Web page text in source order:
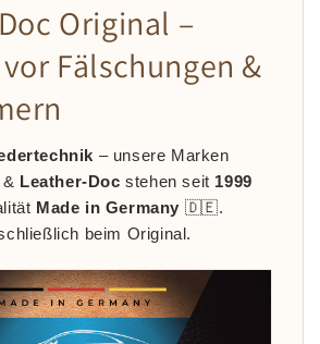
Original –
Fälschungen &
– unsere Marken
& Leather-Doc stehen seit 1999
Made in Germany 🇩🇪.
beim Original.